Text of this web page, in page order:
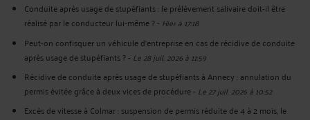
Conduite après usage de stupéfiants : le prélèvement salivaire doit-il être
réalisé par le conducteur lui-même ?- Hier à 17:18
Peut-on confisquer un véhicule d’entreprise en cas de récidive de conduite
après usage de stupéfiants ?- Le 28 juil. 2026 à 11:59
Récidive de conduite après usage de stupéfiants à Annecy : annulation du
permis évitée grâce à deux vices de procédure- Le 27 juil. 2026 à 10:52
Excès de vitesse à Colmar : suspension de permis réduite de 4 à 2 mois, le